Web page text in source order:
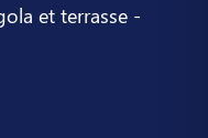
et terrasse -